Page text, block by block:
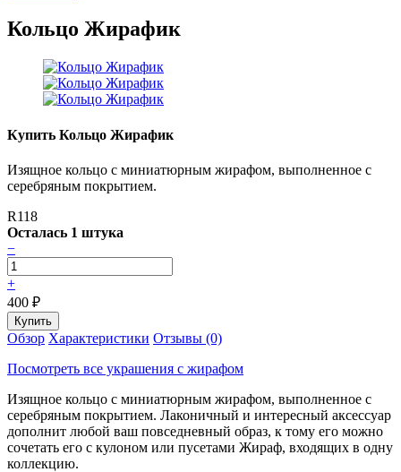
Кольцо Жирафик
Купить Кольцо Жирафик
Изящное кольцо с миниатюрным жирафом, выполненное с
серебряным покрытием.
R118
Осталась 1 штука
−
+
400 ₽
Обзор Характеристики Отзывы (0)
Посмотреть все украшения с жирафом
Изящное кольцо с миниатюрным жирафом, выполненное с
серебряным покрытием. Лаконичный и интересный аксессуар
дополнит любой ваш повседневный образ, к тому его можно
сочетать его с кулоном или пусетами Жираф, входящих в одну
коллекцию.